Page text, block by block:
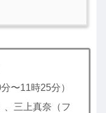
〜11時25分）
、三上真奈（フ